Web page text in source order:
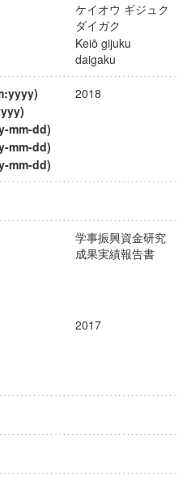
ケイオウ ギジュク
ダイガク
Keiō gijuku
daigaku
2018
mm-dd)
mm-dd)
mm-dd)
学事振興資金研究
成果実績報告書
2017